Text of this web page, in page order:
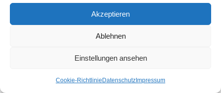
Akzeptieren
Ablehnen
Einstellungen ansehen
Cookie-Richtlinie Datenschutz Impressum